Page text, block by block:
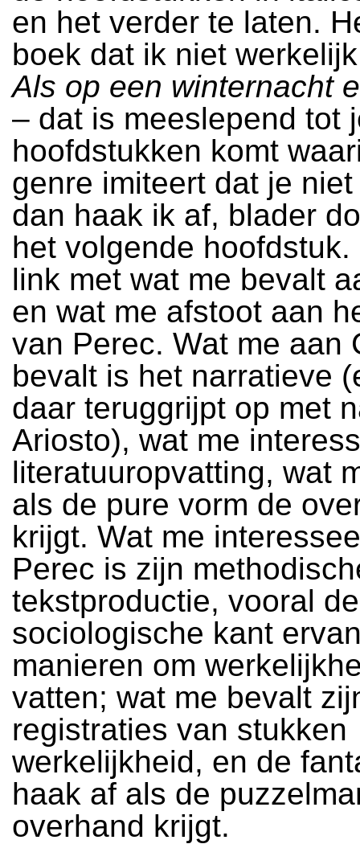
en het verder te laten.
boek dat ik niet
Als op een winternacht
– dat is meeslepend tot
hoofdstukken komt
genre imiteert dat je
dan haak ik af, blader
het volgende hoofdstuk.
link met wat me bevalt
en wat me afstoot aan
van Perec. Wat me aan
bevalt is het narratieve
daar teruggrijpt op met
Ariosto), wat me
literatuuropvatting, wat
als de pure vorm de
krijgt. Wat me
Perec is zijn
tekstproductie, vooral de
sociologische kant
manieren om
vatten; wat me bevalt
registraties van stukken
werkelijkheid, en de
haak af als de
overhand krijgt.